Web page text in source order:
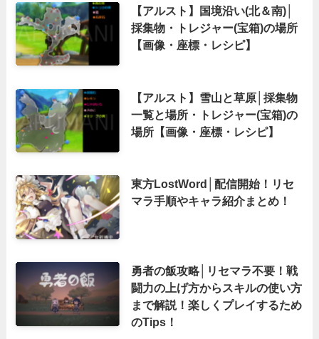
【アルスト】国境沿い(北＆南)│
採集物・トレジャー(宝箱)の場所
【画像・座標・レシピ】
【アルスト】雪山と草原│採集物
一覧と場所・トレジャー(宝箱)の
場所【画像・座標・レシピ】
東方LostWord│配信開始！リセ
マラ手順やキャラ紹介まとめ！
勇者の飯攻略│リセマラ不要！戦
闘力の上げ方からスキルの使い方
まで解説！楽しくプレイするため
のTips！